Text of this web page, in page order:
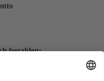
bezahlen: